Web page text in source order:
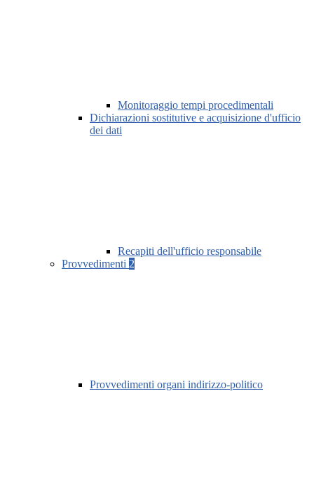
Monitoraggio tempi procedimentali
Dichiarazioni sostitutive e acquisizione d'ufficio
dei dati
Recapiti dell'ufficio responsabile
Provvedimenti 2
Provvedimenti organi indirizzo-politico